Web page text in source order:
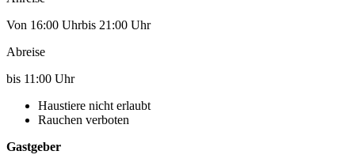
Von 16:00 Uhrbis 21:00 Uhr
Abreise
bis 11:00 Uhr
Haustiere nicht erlaubt
Rauchen verboten
Gastgeber